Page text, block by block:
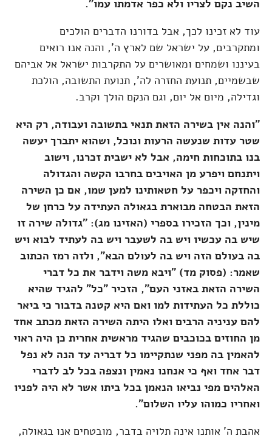
השיב נקם לצריו ולא כפר אדמתו עמו".
עוד לא זכינו לכך, אבל בדורנו הדברים הולכים
ומתקרבים, על ישראל שם לארץ ה', והנה אנו רואים
בעיננו ושמחים ומאושרים על התקרבות ישראל אל אביהם
שבשמיים, תנועת החזרה לה', תנועת התשובה, הולכת
וגדילה, מיום אל יום, וגם הנקם הולך וקרב.
"והנה אין בשירה הזאת תנאי בתשובה ועבודה, רק היא
שטר עדות שנעשה הרעות ונוכל, ושהוא יתברך יעשה
בנו בתוכחות חימה, אבל לא ישבית זכרנו, וישוב
ויתנחם ויפרע מן האויבים בחרבו הקשה והגדולה
והחזקה ויכפר על חטאותינו למען שמו, אם כן השירה
הזאת הבטחה מבוארת בגאולה העתידה על כרחן של
מינין, וכך הזכירו בספרי (האזינו מג): "גדולה שירה זו
שיש בה עכשיו ויש בה לשעבר ויש בה לעתיד לבוא ויש
בה בעולם הזה ויש בה לעולם הבא", ולזה רמז הכתוב
שאמר: (פסוק מד) "ויבא משה וידבר את כל דברי
השירה הזאת באזני העם", הזכיר "כל" להגיד שהיא
כוללת כל העתידות למו ואם היא קטנה בדבור כי ביאר
להם עניניה הרבים ואלו היתה השירה הזאת מכתב אחד
מן החוזים בכוכבים שהגיד מראשית אחרית כן היה ראוי
להאמין בה מפני שנתקיימו כל דבריה עד הנה לא נפל
דבר אחד ואף כי אנחנו נאמין ונצפה בכל לב לדברי
האלהים מפי נביאו הנאמן בכל ביתו אשר לא היה לפניו
ואחריו כמוהו עליו השלום".
אהבת ה' אותנו אינה תלויה בדבר, מובטחים אנו בגאולה,